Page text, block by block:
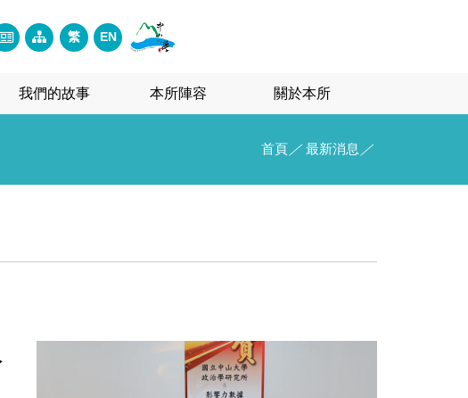
繁 EN
我們的故事 本所陣容 關於本所
首頁 ／ 最新消息 ／